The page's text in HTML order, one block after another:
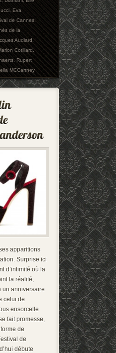
,Eva
de Cannes,
de la
Audiard,
Cotillard,
,Rupert
MCCartney
apparitions
Surprise ici
d’intimité où la
la réalité,
un anniversaire
celui de
ensorcelle
fait promesse,
de
de
débute